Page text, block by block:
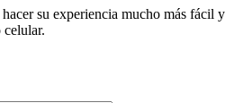
su experiencia mucho más fácil y
celular.